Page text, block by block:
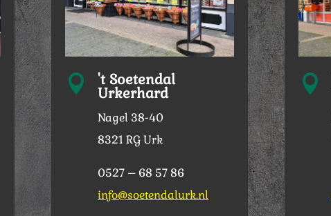
 't Soetendal
Urkerhard
Nagel 38-40
8321 RG Urk
0527 – 68 57 86
info@soetendalurk.nl
